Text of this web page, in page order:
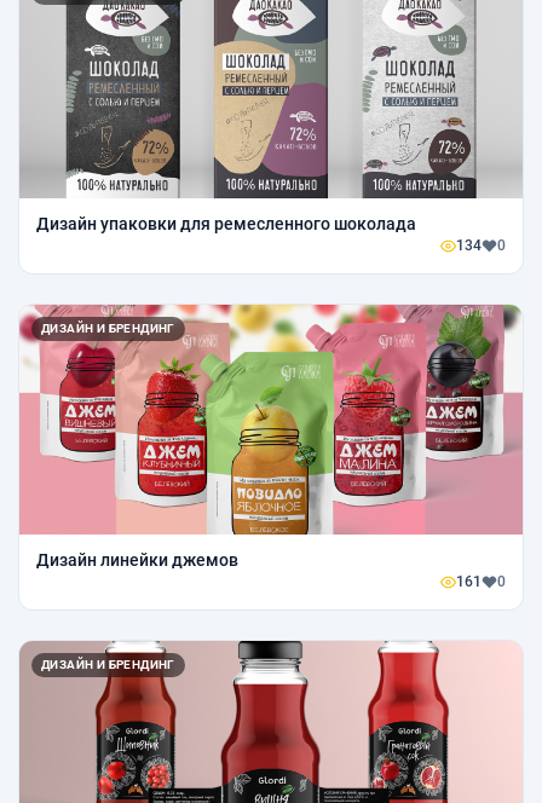
Дизайн упаковки для ремесленного шоколада
134 0
ДИЗАЙН И БРЕНДИНГ
Дизайн линейки джемов
161 0
ДИЗАЙН И БРЕНДИНГ